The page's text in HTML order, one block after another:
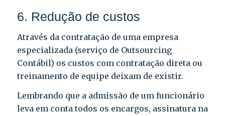
6. Redução de custos
Através da contratação de uma empresa
especializada (serviço de Outsourcing
Contábil) os custos com contratação direta ou
treinamento de equipe deixam de existir.
Lembrando que a admissão de um funcionário
leva em conta todos os encargos, assinatura na